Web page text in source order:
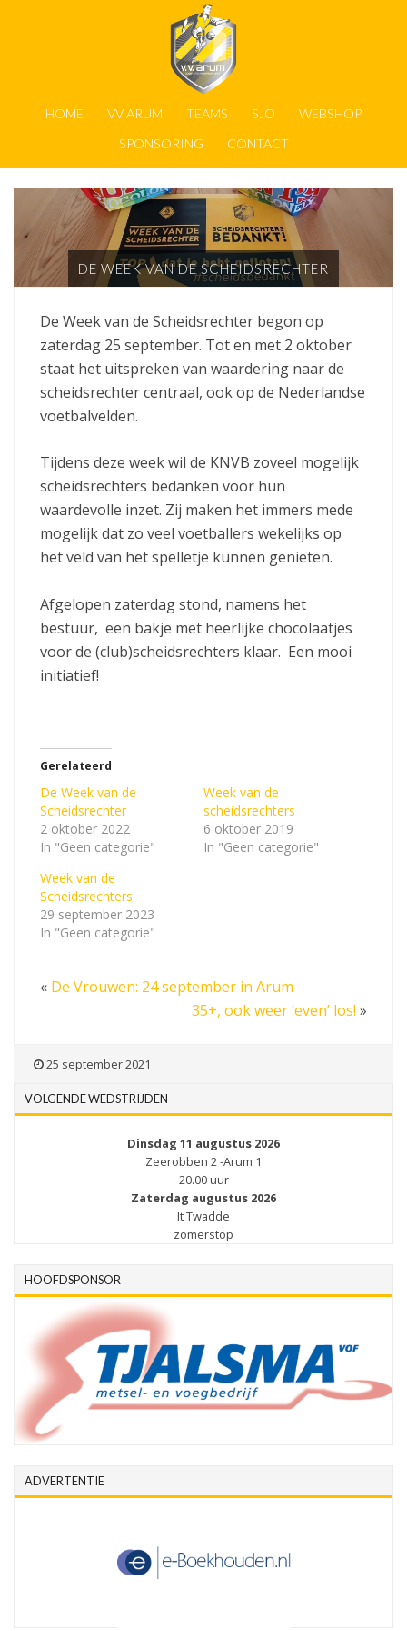
HOME VV ARUM TEAMS SJO
WEBSHOP
SPONSORING
CONTACT
DE WEEK VAN DE SCHEIDSRECHTER
De Week van de Scheidsrechter begon op
zaterdag 25 september. Tot en met 2 oktober
staat het uitspreken van waardering naar de
scheidsrechter centraal, ook op de Nederlandse
voetbalvelden.
Tijdens deze week wil de KNVB zoveel mogelijk
scheidsrechters bedanken voor hun
waardevolle inzet. Zij maken het immers mede
mogelijk dat zo veel voetballers wekelijks op
het veld van het spelletje kunnen genieten.
Afgelopen zaterdag stond, namens het
bestuur, een bakje met heerlijke chocolaatjes
voor de (club)scheidsrechters klaar. Een mooi
initiatief!
Gerelateerd
De Week van de
Scheidsrechter
2 oktober 2022
In "Geen categorie"
Week van de
scheidsrechters
6 oktober 2019
In "Geen categorie"
Week van de
Scheidsrechters
29 september 2023
In "Geen categorie"
« De Vrouwen: 24 september in Arum
35+, ook weer ‘even’ los! »
25 september 2021
VOLGENDE WEDSTRIJDEN
Dinsdag 11 augustus 2026
Zeerobben 2 -Arum 1
20.00 uur
Zaterdag augustus 2026
It Twadde
zomerstop
HOOFDSPONSOR
ADVERTENTIE